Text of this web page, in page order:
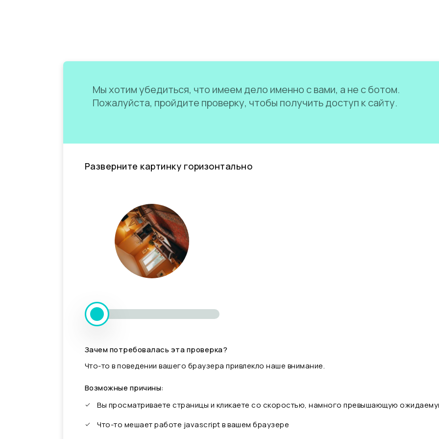
Мы хотим убедиться, что имеем дело именно с вами, а не с ботом.
Пожалуйста, пройдите проверку, чтобы получить доступ к сайту.
Разверните картинку горизонтально
Зачем потребовалась эта проверка?
Что-то в поведении вашего браузера привлекло наше внимание.
Возможные причины:
Вы просматриваете страницы и кликаете со скоростью, намного превышающую
Что-то мешает работе javascript в вашем браузере